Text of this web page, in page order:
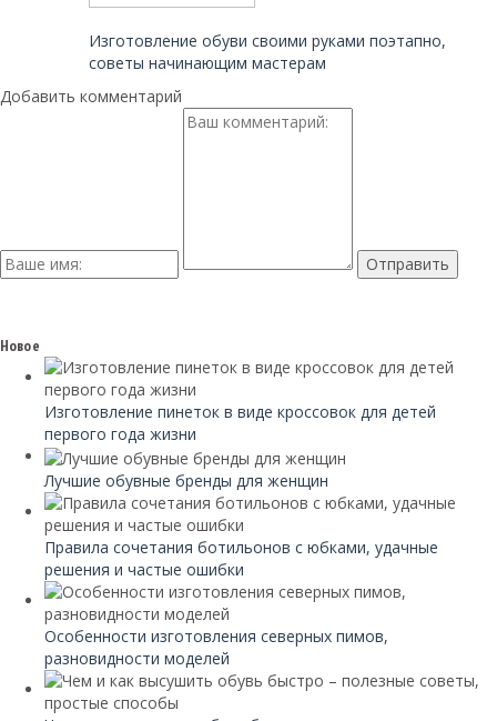
Изготовление обуви своими руками поэтапно,
советы начинающим мастерам
Добавить комментарий
Новое
Изготовление пинеток в виде кроссовок для детей
первого года жизни
Лучшие обувные бренды для женщин
Правила сочетания ботильонов с юбками, удачные
решения и частые ошибки
Особенности изготовления северных пимов,
разновидности моделей